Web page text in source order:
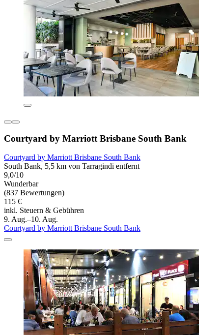
Courtyard by Marriott Brisbane South Bank
Courtyard by Marriott Brisbane South Bank
South Bank, 5,5 km von Tarragindi entfernt
9,0/10
Wunderbar
(837 Bewertungen)
115 €
inkl. Steuern & Gebühren
9. Aug.–10. Aug.
Courtyard by Marriott Brisbane South Bank